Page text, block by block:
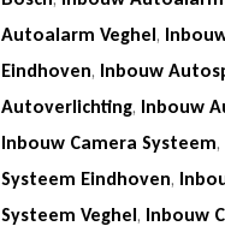
Autoalarm Veghel,
Eindhoven, Inbouw
Autoverlichting, Inbouw
Inbouw Camera Systeem,
Systeem Eindhoven,
Systeem Veghel, Inbouw